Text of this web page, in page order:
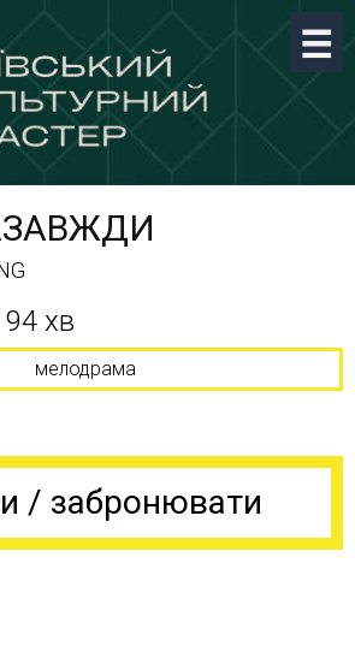
хв
мелодрама
/ забронювати